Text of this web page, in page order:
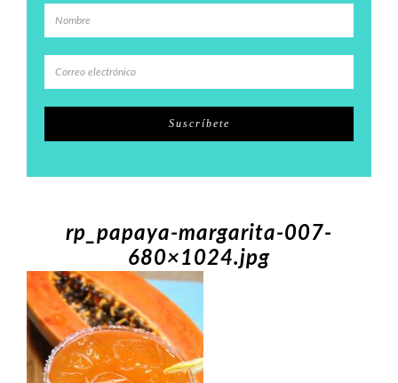
rp_papaya-margarita-007-
680×1024.jpg